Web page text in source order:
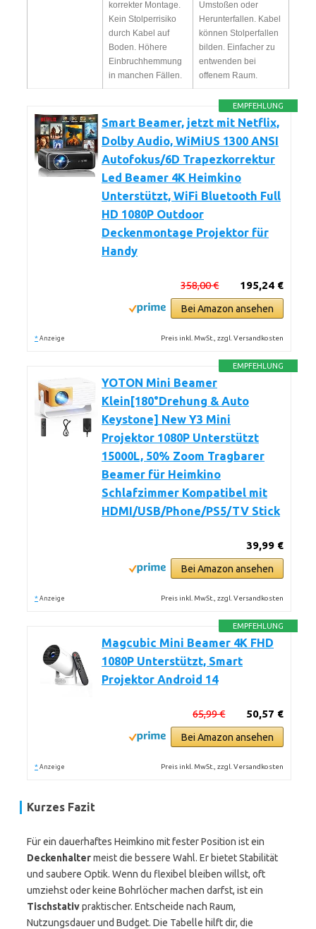
korrekter Montage.
Kein Stolperrisiko
durch Kabel auf
Boden. Höhere
Einbruchhemmung
in manchen Fällen.
Umstoßen oder
Herunterfallen. Kabel
können Stolperfallen
bilden. Einfacher zu
entwenden bei
offenem Raum.
EMPFEHLUNG
Smart Beamer, jetzt mit Netflix,
Dolby Audio, WiMiUS 1300 ANSI
Autofokus/6D Trapezkorrektur
Led Beamer 4K Heimkino
Unterstützt, WiFi Bluetooth Full
HD 1080P Outdoor
Deckenmontage Projektor für
Handy
195,24 €
358,00 €
Bei Amazon ansehen
* Anzeige Preis inkl. MwSt., zzgl. Versandkosten
EMPFEHLUNG
YOTON Mini Beamer
Klein[180°Drehung & Auto
Keystone] New Y3 Mini
Projektor 1080P Unterstützt
15000L, 50% Zoom Tragbarer
Beamer für Heimkino
Schlafzimmer Kompatibel mit
HDMI/USB/Phone/PS5/TV Stick
39,99 €
Bei Amazon ansehen
* Anzeige Preis inkl. MwSt., zzgl. Versandkosten
EMPFEHLUNG
Magcubic Mini Beamer 4K FHD
1080P Unterstützt, Smart
Projektor Android 14
50,57 €
65,99 €
Bei Amazon ansehen
* Anzeige Preis inkl. MwSt., zzgl. Versandkosten
Kurzes Fazit
Für ein dauerhaftes Heimkino mit fester Position ist ein
Deckenhaltermeist die bessere Wahl. Er bietet Stabilität
und saubere Optik. Wenn du flexibel bleiben willst, oft
umziehst oder keine Bohrlöcher machen darfst, ist ein
Tischstativpraktischer. Entscheide nach Raum,
Nutzungsdauer und Budget. Die Tabelle hilft dir, die